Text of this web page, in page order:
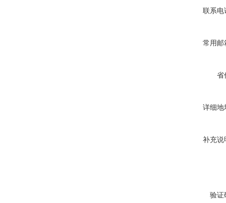
联系电
常用邮
省
详细地
补充说
验证